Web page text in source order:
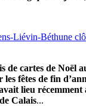
Liévin-Béthune
de cartes de Noël
fêtes de fin
lieu récemment
Calais...